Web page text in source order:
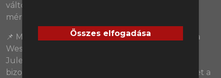
Összes elfogadása
változtatások, amik jól működtek, és mi történt a
mérkőzésen 60 perc után?
📌 Már akkor elég szkeptikusan voltunk, amikor a
West Ham bejelentette, hogy David Moyes után
Julen Lopetegui veszi át a csapat irányítását, és
bizony az eddig látottak sem győztek meg minket a